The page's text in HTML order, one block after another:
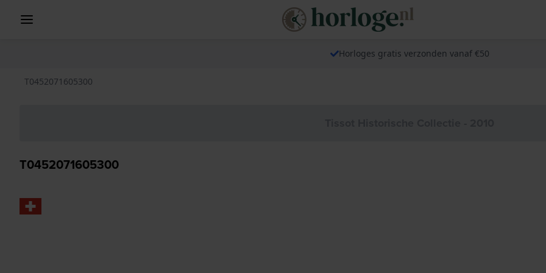
Horloges gratis verzonden vanaf €50
T0452071605300
T0452071605300